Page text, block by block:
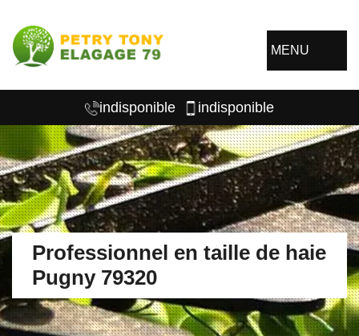
MENU
indisponible indisponible
Professionnel en taille de haie
Pugny 79320